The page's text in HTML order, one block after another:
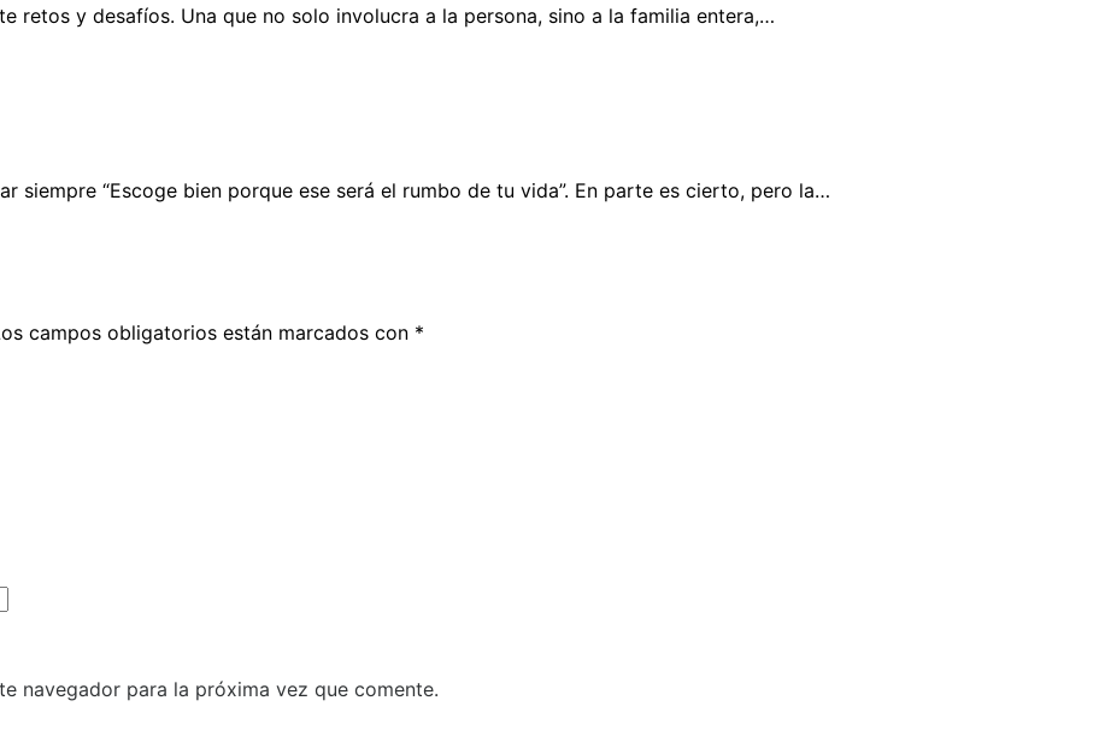
retos y desafíos. Una que no solo involucra a la persona, sino a la familia entera,…
siempre “Escoge bien porque ese será el rumbo de tu vida”. En parte es cierto, pero la…
campos obligatorios están marcados con *
navegador para la próxima vez que comente.